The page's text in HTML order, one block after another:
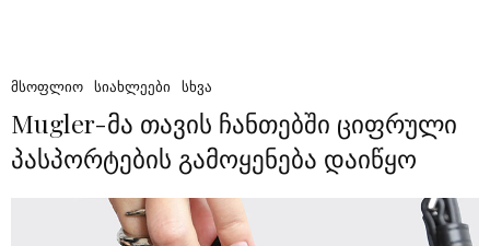
ᲛᲡᲝᲤᲚᲘᲝ ᲡᲘᲐᲮᲚᲔᲔᲑᲘ ᲡᲮᲕᲐ
Mugler-მა თავის ჩანთებში ციფრული
პასპორტების გამოყენება დაიწყო